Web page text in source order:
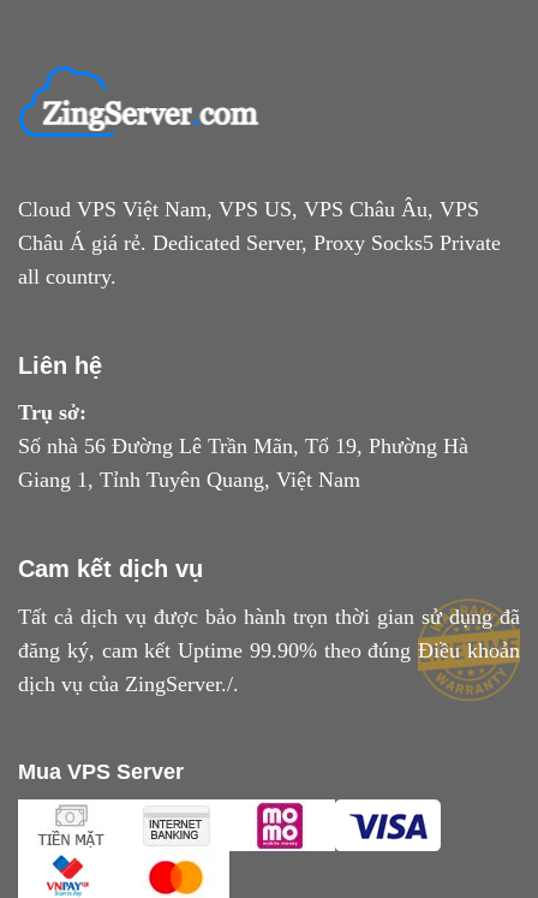
Cloud VPS Việt Nam, VPS US, VPS Châu Âu, VPS
Châu Á giá rẻ. Dedicated Server, Proxy Socks5 Private
all country.
Liên hệ
Trụ sở:
Số nhà 56 Đường Lê Trần Mãn, Tổ 19, Phường Hà
Giang 1, Tỉnh Tuyên Quang, Việt Nam
Cam kết dịch vụ
Tất cả dịch vụ được bảo hành trọn thời gian sử dụng đã
đăng ký, cam kết Uptime 99.90% theo đúngĐiều khoản
dịch vụ của ZingServer./.
Mua VPS Server